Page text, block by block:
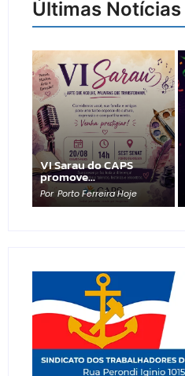
Últimas Notícias
VI Sarau do CAPS
promove…
Por Porto Ferreira Hoje